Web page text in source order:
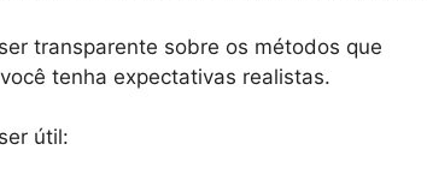
transparente sobre os métodos que
tenha expectativas realistas.
útil: